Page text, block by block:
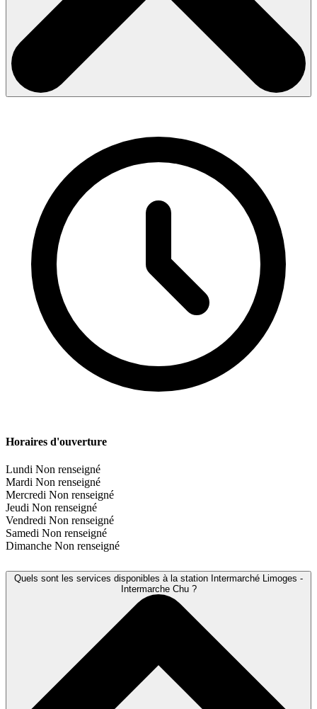
Horaires d'ouverture
Lundi Non renseigné
Mardi Non renseigné
Mercredi Non renseigné
Jeudi Non renseigné
Vendredi Non renseigné
Samedi Non renseigné
Dimanche Non renseigné
Quels sont les services disponibles à la station Intermarché Limoges -
Intermarche Chu ?